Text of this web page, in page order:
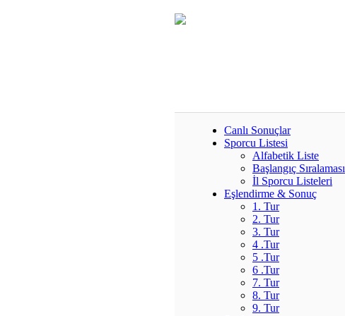
Canlı Sonuçlar
Sporcu Listesi
Alfabetik Liste
Başlangıç Sıralaması
İl Sporcu Listeleri
Eşlendirme & Sonuç
1. Tur
2. Tur
3. Tur
4 .Tur
5 .Tur
6 .Tur
7. Tur
8. Tur
9. Tur